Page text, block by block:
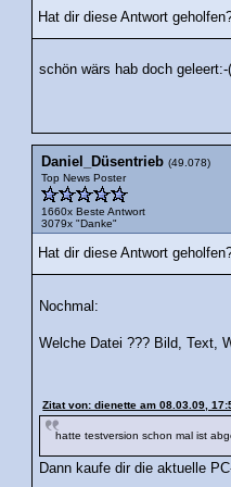
Hat dir diese Antwort
schön wärs hab doch geleert:-
Daniel_Düsentrieb (49.078)
Top News Poster
1660x Beste Antwort
3079x "Danke"
Hat dir diese Antwort
Nochmal:
Welche Datei ??? Bild, Text,
Zitat von: dienette am 08.03.09,
hatte testversion schon mal ist
Dann kaufe dir die aktuelle